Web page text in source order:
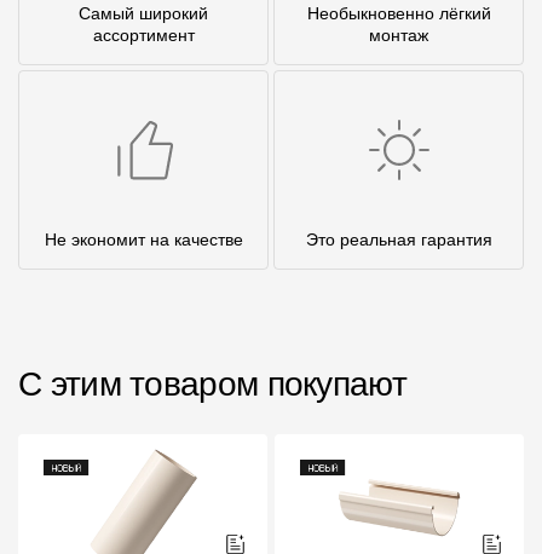
Самый широкий
ассортимент
Необыкновенно лёгкий
монтаж
Не экономит на качестве Это реальная гарантия
С этим товаром покупают